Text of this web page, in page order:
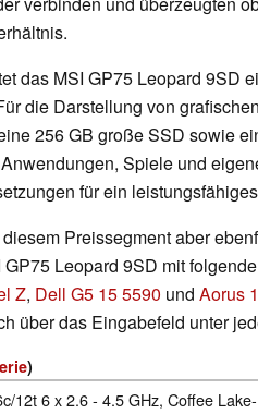
das MSI GP75 Leopard 9SD
die Darstellung von
256 GB große SSD sowie
Spiele und
für ein
Preissegment aber
Leopard 9SD mit
Z, Dell G5 15 5590 und Aorus
über das Eingabefeld unter
)
12t 6 x 2.6 - 4.5 GHz, Coffee